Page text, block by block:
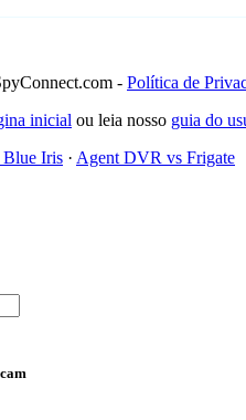
- Política de
inicial ou leia nosso guia do
Iris · Agent DVR vs Frigate